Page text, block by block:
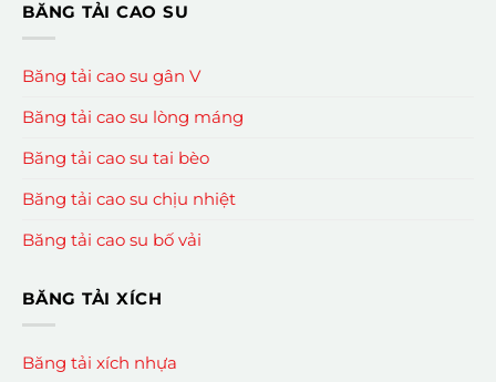
BĂNG TẢI CAO SU
Băng tải cao su gân V
Băng tải cao su lòng máng
Băng tải cao su tai bèo
Băng tải cao su chịu nhiệt
Băng tải cao su bố vải
BĂNG TẢI XÍCH
Băng tải xích nhựa